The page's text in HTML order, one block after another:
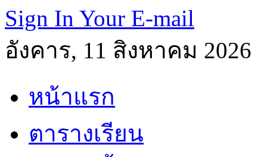
Sign In Your E-mail
อังคาร, 11 สิงหาคม 2026
หน้าแรก
ตารางเรียน